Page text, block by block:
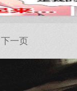
下一页